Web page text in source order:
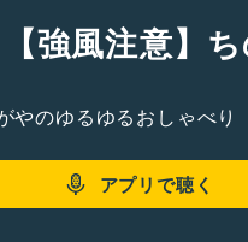
強風注意】
やのゆるゆるおしゃべり
アプリで聴く